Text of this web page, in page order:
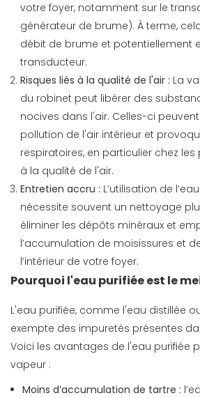
votre foyer, notamment sur le
générateur de brume). À terme,
débit de brume et potentiellement
transducteur.
Risques liés à la qualité de l'air : La
du robinet peut libérer des
nocives dans l'air. Celles-ci
pollution de l'air intérieur et
respiratoires, en particulier chez
à la qualité de l'air.
Entretien accru : L’utilisation de
nécessite souvent un nettoyage
éliminer les dépôts minéraux et
l’accumulation de moisissures et
l’intérieur de votre foyer.
Pourquoi l'eau purifiée est le
L'eau purifiée, comme l'eau distillée
exempte des impuretés présentes
Voici les avantages de l'eau purifiée
vapeur :
Moins d’accumulation de tartre :